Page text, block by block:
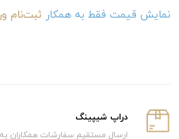
نمایش قیمت فقط به همکار ثبت‌نام
دراپ شیپینگ
ارسال مستقیم سفارشات همکاران